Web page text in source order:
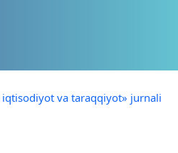
iqtisodiyot va taraqqiyot» jurnali